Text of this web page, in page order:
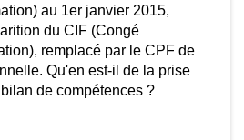
au 1er janvier 2015,
du CIF (Congé
remplacé par le CPF de
Qu'en est-il de la prise
de compétences ?
tout